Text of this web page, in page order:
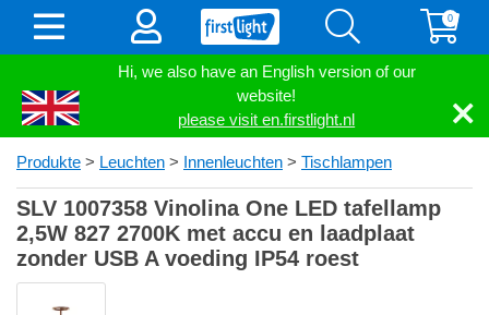
Hi, we also have an English version of our
website!
please visit en.firstlight.nl
0
Produkte > Leuchten > Innenleuchten > Tischlampen
SLV 1007358 Vinolina One LED tafellamp
2,5W 827 2700K met accu en laadplaat
zonder USB A voeding IP54 roest